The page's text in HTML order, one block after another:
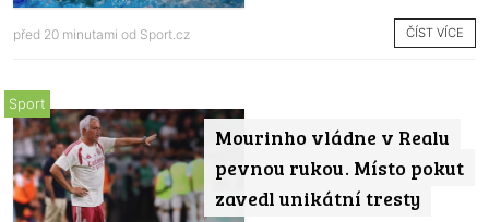
před 20 minutami od Sport.cz ČÍST VÍCE
Mourinho vládne v Realu
pevnou rukou. Místo pokut
zavedl unikátní tresty
Sport